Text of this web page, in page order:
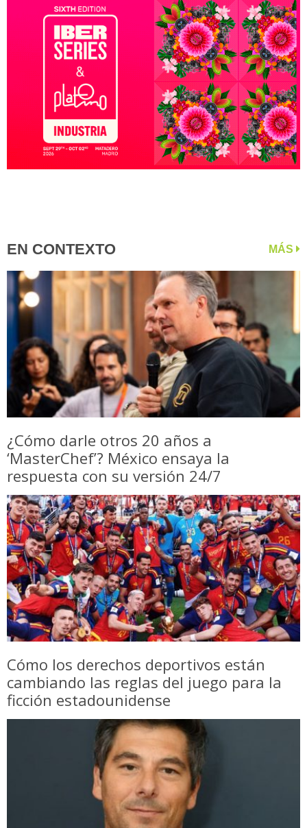
EN CONTEXTO MÁS
¿Cómo darle otros 20 años a
‘MasterChef’? México ensaya la
respuesta con su versión 24/7
Cómo los derechos deportivos están
cambiando las reglas del juego para la
ficción estadounidense